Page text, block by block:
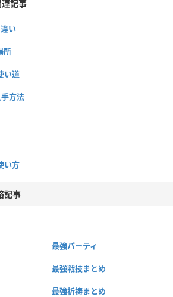
記事
い
所
い道
方法
い方
記事
最強パーティ
最強戦技まとめ
最強祈祷まとめ